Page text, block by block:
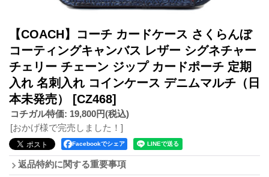
【COACH】コーチ カードケース さくらんぼ
コーティングキャンバス レザー シグネチャー
チェリー チェーン ジップ カードポーチ 定期
入れ 名刺入れ コインケース デニムマルチ（日
本未発売） [CZ468]
コチガル特価: 19,800円(税込)
[おかげ様で完売しました！]
Facebookでシェア
返品特約に関する重要事項